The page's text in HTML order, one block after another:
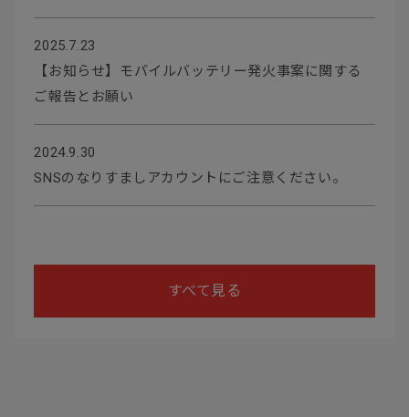
2025.7.23
【お知らせ】モバイルバッテリー発火事案に関する
ご報告とお願い
2024.9.30
SNSのなりすましアカウントにご注意ください。
すべて見る